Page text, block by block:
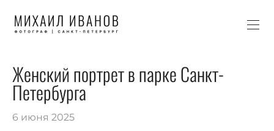
Женский портрет в парке Санкт-
Петербурга
6 июня 2025